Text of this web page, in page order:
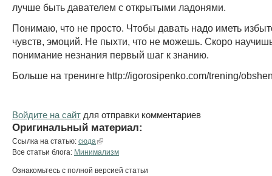
лучше быть давателем с открытыми ладонями.
Понимаю, что не просто. Чтобы давать надо иметь
чувств, эмоций. Не пыхти, что не можешь. Скоро
понимание незнания первый шаг к знанию.
Больше на тренинге http://igorosipenko.com/trening/
Войдите на сайт для отправки комментариев
Оригинальный материал:
Ссылка на статью: сюда
Все статьи блога: Минимализм
Ознакомьтесь с полной версией статьи